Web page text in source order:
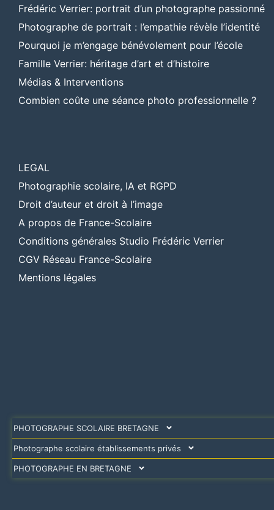
Frédéric Verrier: portrait d’un photographe passionné
Photographe de portrait : l’empathie révèle l’identité
Pourquoi je m’engage bénévolement pour l’école
Famille Verrier: héritage d’art et d’histoire
Médias & Interventions
Combien coûte une séance photo professionnelle ?
LEGAL
Photographie scolaire, IA et RGPD
Droit d’auteur et droit à l’image
A propos de France-Scolaire
Conditions générales Studio Frédéric Verrier
CGV Réseau France-Scolaire
Mentions légales
PHOTOGRAPHE SCOLAIRE BRETAGNE
Photographe scolaire établissements privés
PHOTOGRAPHE EN BRETAGNE